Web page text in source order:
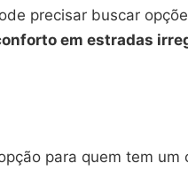
precisar buscar
em estradas
para quem tem